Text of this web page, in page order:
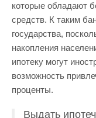
которые обладают
средств. К таким
государства,
накопления
ипотеку могут
возможность
проценты.
Выдать